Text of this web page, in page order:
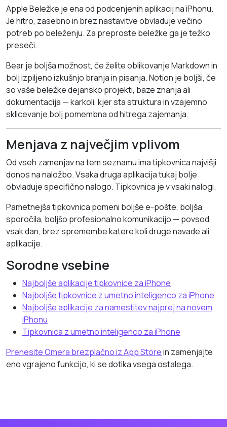
Apple Beležke je ena od podcenjenih aplikacij na iPhonu.
Je hitro, zasebno in brez nastavitve obvladuje večino
potreb po beleženju. Za preproste beležke ga je težko
preseči.
Bear je boljša možnost, če želite oblikovanje Markdown in
bolj izpiljeno izkušnjo branja in pisanja. Notion je boljši, če
so vaše beležke dejansko projekti, baze znanja ali
dokumentacija — karkoli, kjer sta struktura in vzajemno
sklicevanje bolj pomembna od hitrega zajemanja.
Menjava z največjim vplivom
Od vseh zamenjav na tem seznamu ima tipkovnica najvišji
donos na naložbo. Vsaka druga aplikacija tukaj bolje
obvladuje specifično nalogo. Tipkovnica je v vsaki nalogi.
Pametnejša tipkovnica pomeni boljše e-pošte, boljša
sporočila, boljšo profesionalno komunikacijo — povsod,
vsak dan, brez spremembe katere koli druge navade ali
aplikacije.
Sorodne vsebine
Najboljše aplikacije tipkovnice za iPhone
Najboljše tipkovnice z umetno inteligenco za iPhone
Najboljše aplikacije za namestitev najprej na novem
iPhonu
Tipkovnica z umetno inteligenco za iPhone
Prenesite Omera brezplačno iz App Storein zamenjajte
eno vgrajeno funkcijo, ki se dotika vsega ostalega.